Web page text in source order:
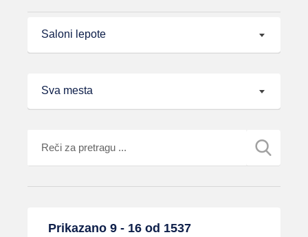
Saloni lepote
Sva mesta
Prikazano 9 - 16 od 1537